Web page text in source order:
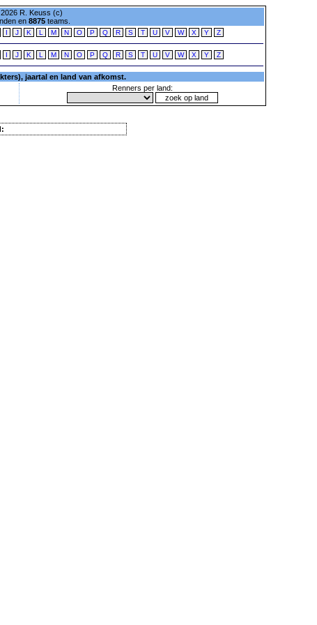
R. Keuss (c)
en 8875teams.
I J K L M N O P Q R S T U V W X Y Z
I J K L M N O P Q R S T U V W X Y Z
jaartal en land van afkomst.
Renners per land: